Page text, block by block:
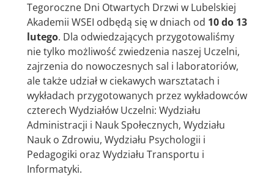
Tegoroczne Dni Otwartych Drzwi w Lubelskiej
Akademii WSEI odbędą się w dniach od 10 do 13
lutego. Dla odwiedzających przygotowaliśmy
nie tylko możliwość zwiedzenia naszej Uczelni,
zajrzenia do nowoczesnych sal i laboratoriów,
ale także udział w ciekawych warsztatach i
wykładach przygotowanych przez wykładowców
czterech Wydziałów Uczelni: Wydziału
Administracji i Nauk Społecznych, Wydziału
Nauk o Zdrowiu, Wydziału Psychologii i
Pedagogiki oraz Wydziału Transportu i
Informatyki.